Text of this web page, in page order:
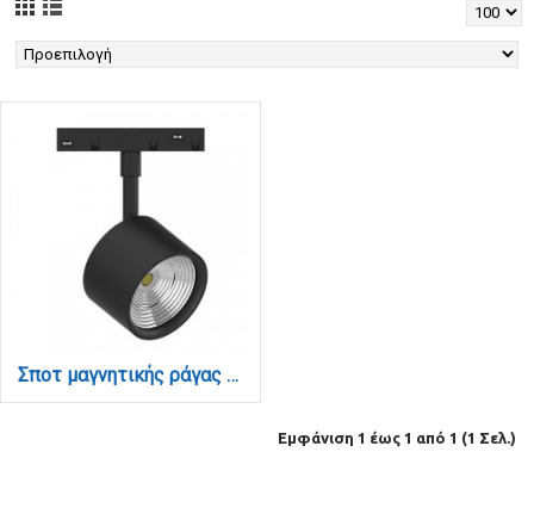
Σποτ μαγνητικής ράγας LED 10W 3000K σε μαύρη απόχρωση D:8cmX12,7cm (T02101-BL)
Εμφάνιση 1 έως 1 από 1 (1 Σελ.)